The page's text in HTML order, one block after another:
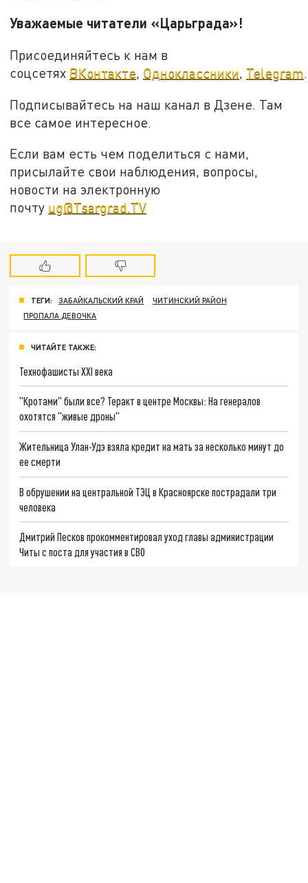
Уважаемые читатели «Царьграда»!
Присоединяйтесь к нам в
соцсетях ВКонтакте, Одноклассники, Telegram.
Подписывайтесь на наш канал в Дзене. Там
все самое интересное.
Если вам есть чем поделиться с нами,
присылайте свои наблюдения, вопросы,
новости на электронную
почту ug@Tsargrad.TV
ТЕГИ: ЗАБАЙКАЛЬСКИЙ КРАЙ
ЧИТИНСКИЙ РАЙОН
ПРОПАЛА ДЕВОЧКА
ЧИТАЙТЕ ТАКЖЕ:
Технофашисты XXI века
"Кротами" были все? Теракт в центре Москвы: На генералов
охотятся "живые дроны"
Жительница Улан-Удэ взяла кредит на мать за несколько минут до
ее смерти
В обрушении на центральной ТЭЦ в Красноярске пострадали три
человека
Дмитрий Песков прокомментировал уход главы администрации
Читы с поста для участия в СВО